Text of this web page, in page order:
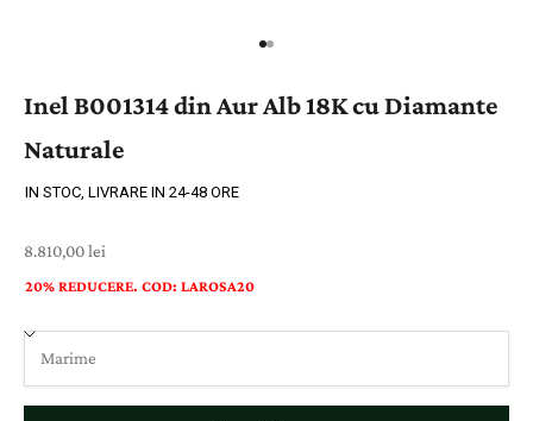
Inel B001314 din Aur Alb 18K cu Diamante
Naturale
IN STOC, LIVRARE IN 24-48 ORE
Preț cu reducere
8.810,00 lei
20% REDUCERE. COD: LAROSA20